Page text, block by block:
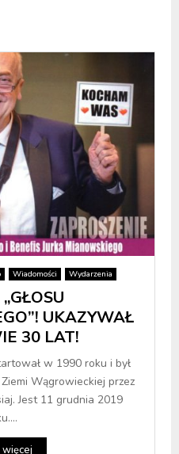
Wiadomości Wydarzenia
UKAZYWAŁ
30 LAT!
w 1990 roku i był
Wągrowieckiej przez
Jest 11 grudnia 2019
więcej